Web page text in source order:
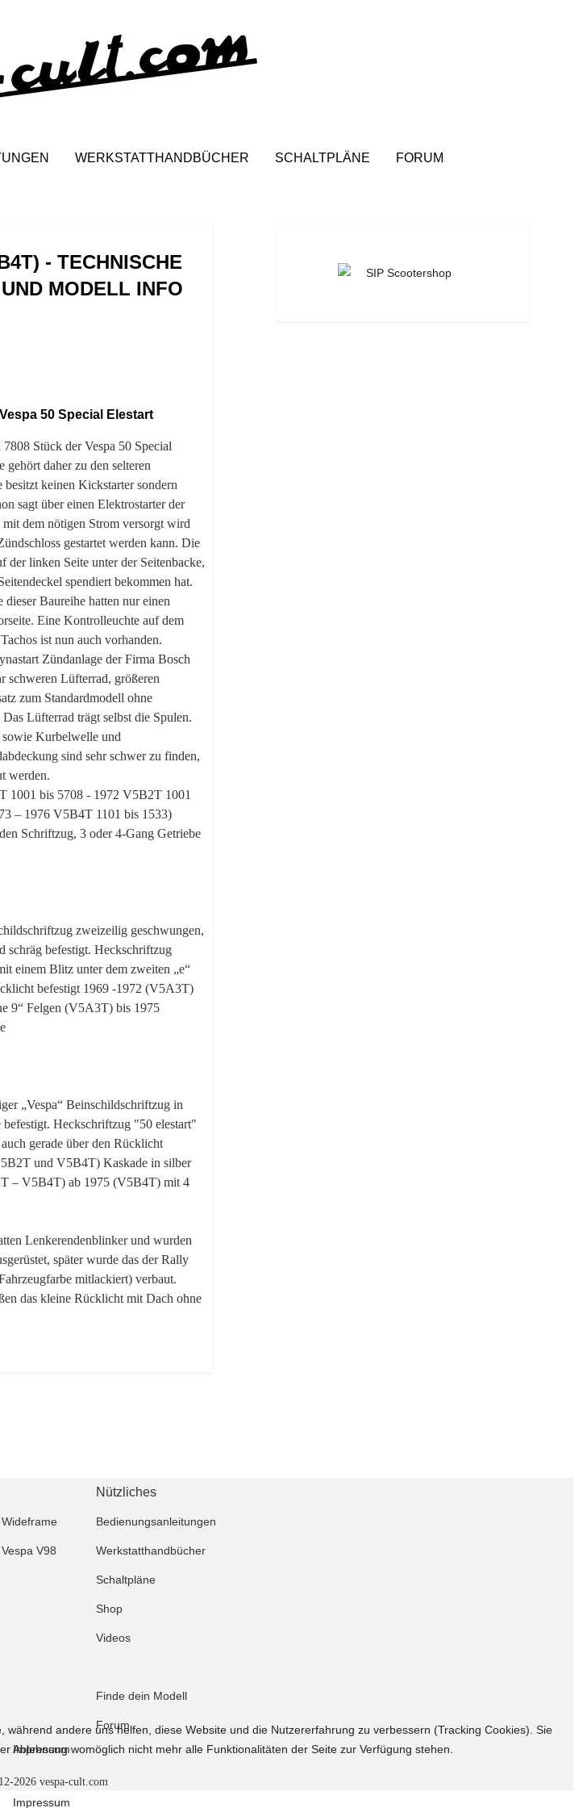
WERKSTATTHANDBÜCHER SCHALTPLÄNE FORUM
- TECHNISCHE
MODELL INFO
50 Special Elestart
Stück der Vespa 50 Special
gehört daher zu den selteren
keinen Kickstarter sondern
sagt über einen Elektrostarter der
dem nötigen Strom versorgt wird
gestartet werden kann. Die
der linken Seite unter der Seitenbacke,
spendiert bekommen hat.
Baureihe hatten nur einen
Eine Kontrolleuchte auf dem
ist nun auch vorhanden.
Zündanlage der Firma Bosch
schweren Lüfterrad, größeren
zum Standardmodell ohne
Lüfterrad trägt selbst die Spulen.
Kurbelwelle und
sind sehr schwer zu finden,
werden.
1001 bis 5708 - 1972 V5B2T 1001
– 1976 V5B4T 1101 bis 1533)
Schriftzug, 3 oder 4-Gang Getriebe
zweizeilig geschwungen,
schräg befestigt. Heckschriftzug
einem Blitz unter dem zweiten „e“
befestigt 1969 -1972 (V5A3T)
9“ Felgen (V5A3T) bis 1975
„Vespa“ Beinschildschriftzug in
Heckschriftzug "50 elestart"
gerade über den Rücklicht
und V5B4T) Kaskade in silber
– V5B4T) ab 1975 (V5B4T) mit 4
Lenkerendenblinker und wurden
später wurde das der Rally
mitlackiert) verbaut.
das kleine Rücklicht mit Dach ohne
Nützliches
Wideframe Bedienungsanleitungen
Vespa V98 Werkstatthandbücher
Schaltpläne
Shop
Videos
Finde dein Modell
Forum
Impressum
2026 vespa-cult.com
andere uns helfen, diese Website und die Nutzererfahrung zu verbessern (Tracking Cookies). Sie
womöglich nicht mehr alle Funktionalitäten der Seite zur Verfügung stehen.
Impressum